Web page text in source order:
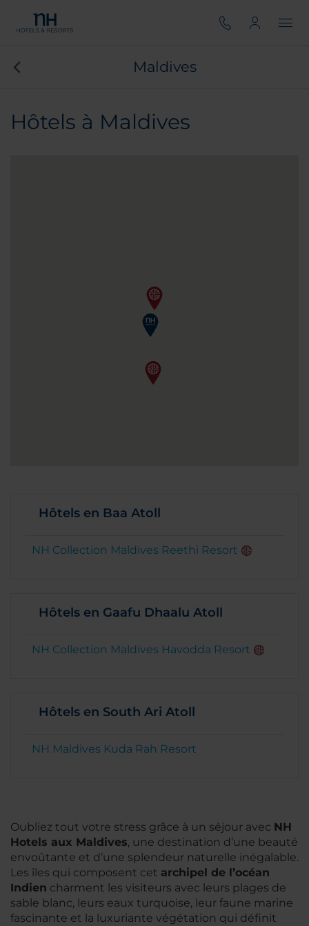
Maldives
Hôtels à Maldives
Hôtels en Baa Atoll
NH Collection Maldives Reethi Resort
Hôtels en Gaafu Dhaalu Atoll
NH Collection Maldives Havodda Resort
Hôtels en South Ari Atoll
NH Maldives Kuda Rah Resort
Oubliez tout votre stress grâce à un séjour avec NH
Hotels aux Maldives, une destination d’une beauté
envoûtante et d’une splendeur naturelle inégalable.
Les îles qui composent cet archipel de l’océan
Indien charment les visiteurs avec leurs plages de
sable blanc, leurs eaux turquoise, leur faune marine
fascinante et la luxuriante végétation qui définit